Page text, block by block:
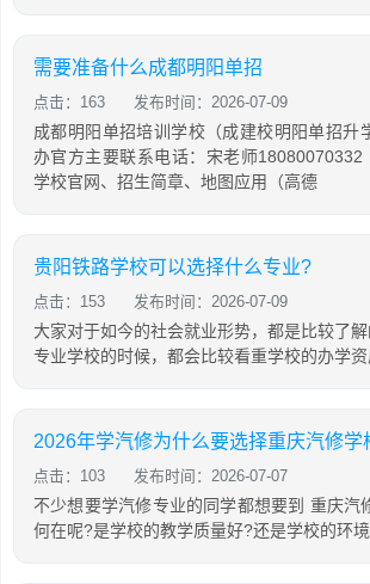
需要准备什么成都明阳单招
点击：163 发布时间：2026-07-09
成都明阳单招培训学校（成建校明阳单招升
办官方主要联系电话：宋老师18080070332
学校官网、招生简章、地图应用（高德
贵阳铁路学校可以选择什么专业?
点击：153 发布时间：2026-07-09
大家对于如今的社会就业形势，都是比较了
专业学校的时候，都会比较看重学校的办学
2026年学汽修为什么要选择重庆汽修学
点击：103 发布时间：2026-07-07
不少想要学汽修专业的同学都想要到 重庆汽
何在呢?是学校的教学质量好?还是学校的环